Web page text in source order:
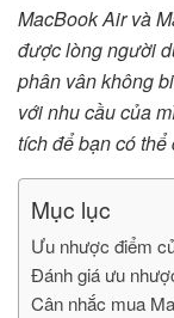
MacBook Air và
được lòng người
phân vân không
với nhu cầu của
tích để bạn có thể
Mục lục
Ưu nhược điểm
Đánh giá ưu
Cân nhắc mua